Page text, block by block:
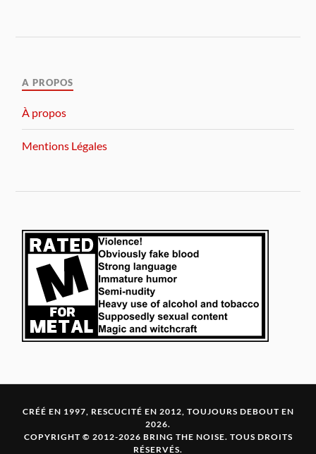
A PROPOS
À propos
Mentions Légales
CRÉÉ EN 1997, RESCUCITÉ EN 2012, TOUJOURS DEBOUT EN
2026.
COPYRIGHT © 2012-2026 BRING THE NOISE. TOUS DROITS
RÉSERVÉS.